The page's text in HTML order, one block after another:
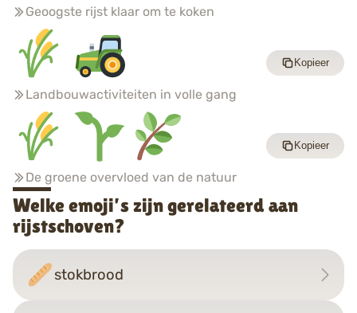
Geoogste rijst klaar om te koken
Landbouwactiviteiten in volle gang
Kopieer
De groene overvloed van de natuur
Kopieer
Welke emoji’s zijn gerelateerd aan
rijstschoven?
stokbrood